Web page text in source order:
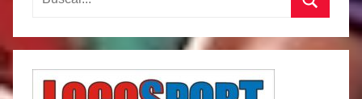
Buscar